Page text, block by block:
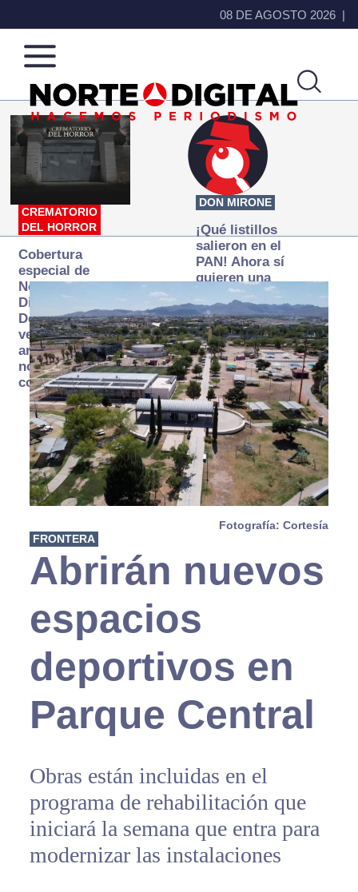
08 DE AGOSTO 2026
Norte
de
Ciudad
Más
que
noticias,
hacemos periodismo
CREMATORIO
DEL HORROR
Cobertura
especial de
Norte
Digital:
Donde la
verdad
arde… pero
no se
consume
DON MIRONE
¡Qué listillos
salieron en el
PAN! Ahora sí
quieren una
Fiscalía
autónoma… y
transexenal
Fotografía: Cortesía
FRONTERA
Abrirán nuevos
espacios
deportivos en
Parque Central
Obras están incluidas en el
programa de rehabilitación que
iniciará la semana que entra para
modernizar las instalaciones